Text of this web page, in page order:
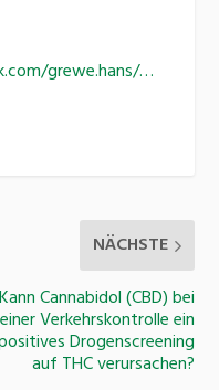
grewe.hans/…
NÄCHSTE
Kann Cannabidol (CBD) bei
einer Verkehrskontrolle ein
Drogenscreening
auf THC verursachen?